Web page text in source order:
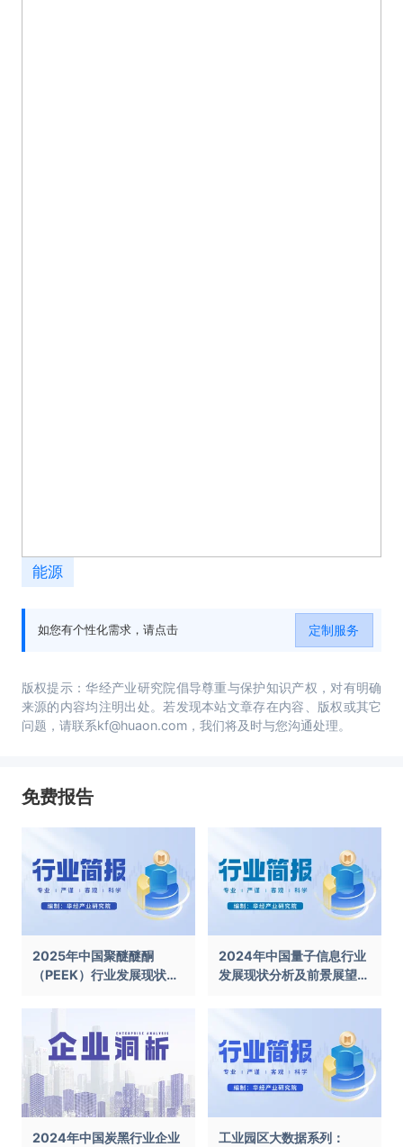
能源
如您有个性化需求，请点击 定制服务
版权提示：华经产业研究院倡导尊重与保护知识产权，对有明确
来源的内容均注明出处。若发现本站文章存在内容、版权或其它
问题，请联系kf@huaon.com，我们将及时与您沟通处理。
免费报告
2025年中国聚醚醚酮
（PEEK）行业发展现状及
2024年中国量子信息行业
发展现状分析及前景展望报
2024年中国炭黑行业企业
工业园区大数据系列：